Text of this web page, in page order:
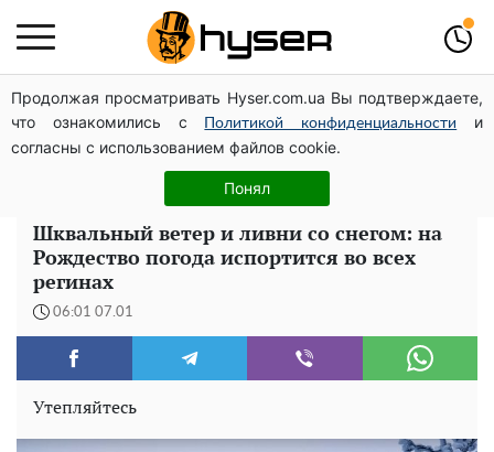
Продолжая просматривать Hyser.com.ua Вы подтверждаете,
что ознакомились с
Политикой конфиденциальности
и
согласны с использованием файлов cookie.
Понял
Полностью голая Анна Тринчер блеснула
"прелестями": таких размеров вы еще не видели
Как участник боевых действий может оформить
льготу на оплату коммунальных услуг: инструкция
Шквальный ветер и ливни со снегом: на
Рождество погода испортится во всех
регинах
06:01 07.01
Утепляйтесь